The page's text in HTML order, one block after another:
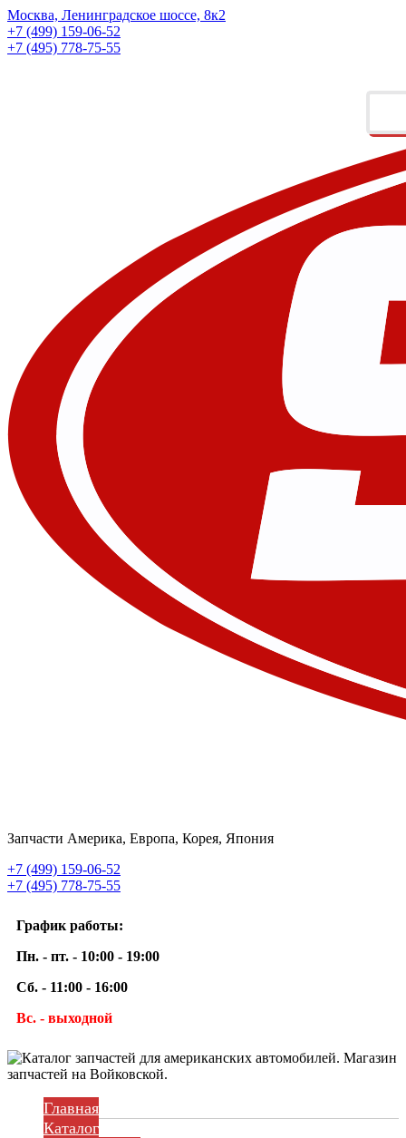
Москва, Ленинградское шоссе, 8к2
+7 (499) 159-06-52
+7 (495) 778-75-55
Запчасти Америка, Европа, Корея, Япония
+7 (499) 159-06-52
+7 (495) 778-75-55
График работы:
Пн. - пт. - 10:00 - 19:00
Сб. - 11:00 - 16:00
Вс. - выходной
Главная
Каталог